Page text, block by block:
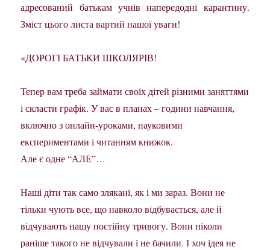
адресований батькам учнів напередодні карантину.
Зміст цього листа вартий нашої уваги!
«ДОРОГІ БАТЬКИ ШКОЛЯРІВ!
Тепер вам треба займати своїх дітей різними заняттями
і скласти графік. У вас в планах – години навчання,
включно з онлайн-уроками, науковими
експериментами і читанням книжок.
Але є одне “АЛЕ”…
Наші діти так само злякані, як і ми зараз. Вони не
тільки чують все, що навколо відбувається, але й
відчувають нашу постійну тривогу. Вони ніколи
раніше такого не відчували і не бачили. І хоч ідея не